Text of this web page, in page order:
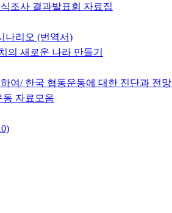
조사 결과발표회 자료집
나리오 (번역서)
의 새로운 나라 만들기
여/ 한국 협동운동에 대한 진단과 전망
동 자료모음